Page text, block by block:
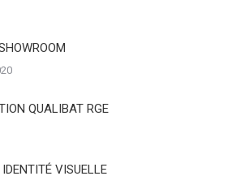
QUALIBAT RGE
IDENTITÉ VISUELLE